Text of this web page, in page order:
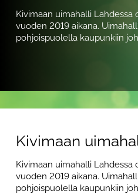
Kivimaan uimahalli Lahdessa
vuoden 2019 aikana.
pohjoispuolella kaupunkiin
Kivimaan
Kivimaan uimahalli Lahdessa
vuoden 2019 aikana.
pohjoispuolella kaupunkiin